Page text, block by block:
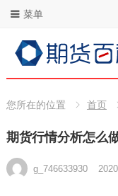
菜单
您所在的位置 首页
期货行情分析怎么
g_746633930